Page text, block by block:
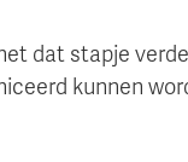
dat stapje
kunnen